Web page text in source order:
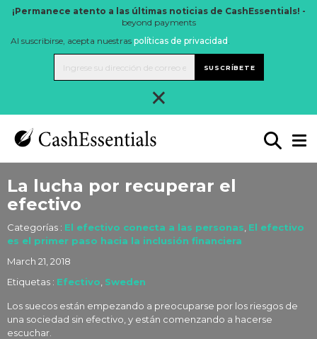
¡Permanece atento a las últimas noticias de CashEssentials! -
beyond payments
Al suscribirse, acepta nuestras políticas de privacidad .
SUSCRÍBETE
×
La lucha por recuperar el
efectivo
Categorías : El efectivo conecta a las personas El efectivo
es el primer paso hacia la inclusión financiera
March 21, 2018
Etiquetas : Efectivo Sweden
Los suecos están empezando a preocuparse por los riesgos de
una sociedad sin efectivo, y están comenzando a hacerse
escuchar.